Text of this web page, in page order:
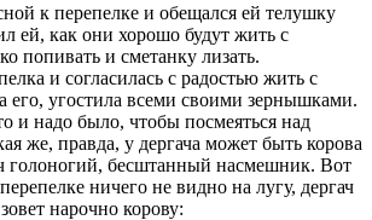
к перепелке и обещался ей телушку
ей, как они хорошо будут жить с
попивать и сметанку лизать.
и согласилась с радостью жить с
его, угостила всеми своими зернышками.
и надо было, чтобы посмеяться над
же, правда, у дергача может быть корова
голоногий, бесштанный насмешник. Вот
ничего не видно на лугу, дергач
нарочно корову: